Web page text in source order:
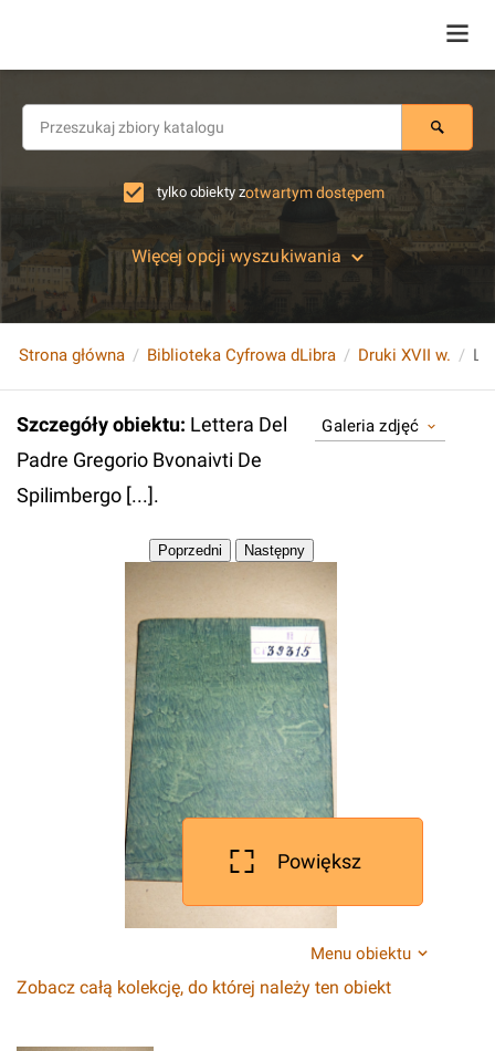
tylko obiekty zotwartym dostępem
Więcej opcji wyszukiwania
Strona główna Biblioteka Cyfrowa dLibra Druki XVII w.
Szczegóły obiektu: Lettera Del
Padre Gregorio Bvonaivti De
Spilimbergo [...].
Galeria zdjęć
Powiększ
Menu obiektu
Zobacz całą kolekcję, do której należy ten obiekt